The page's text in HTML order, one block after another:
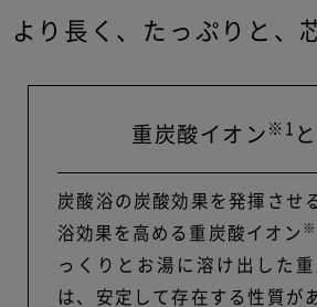
より長く、たっぷりと、
重炭酸イオン ※1
炭酸浴の炭酸効果を発揮させ
浴効果を高める重炭酸イオン
っくりとお湯に溶け出した
は、安定して存在する性質が